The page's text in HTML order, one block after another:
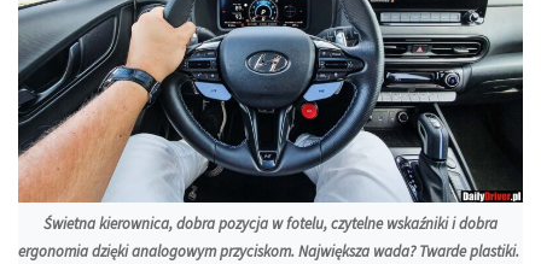
Świetna kierownica, dobra pozycja w fotelu, czytelne wskaźniki i dobra
ergonomia dzięki analogowym przyciskom. Największa wada? Twarde plastiki.